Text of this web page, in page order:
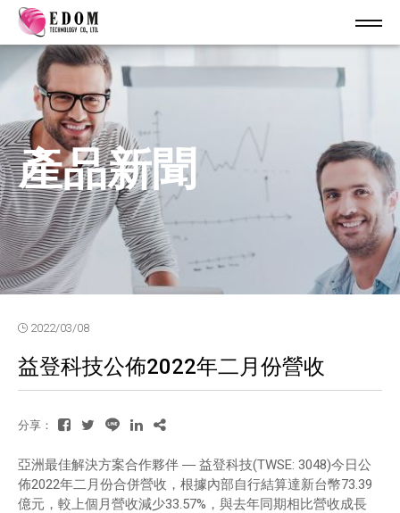
產品新聞
2022/03/08
益登科技公佈2022年二月份營收
分享：
亞洲最佳解決方案合作夥伴 ― 益登科技(TWSE: 3048)今日公
佈2022年二月份合併營收，根據內部自行結算達新台幣73.39
億元，較上個月營收減少33.57%，與去年同期相比營收成長